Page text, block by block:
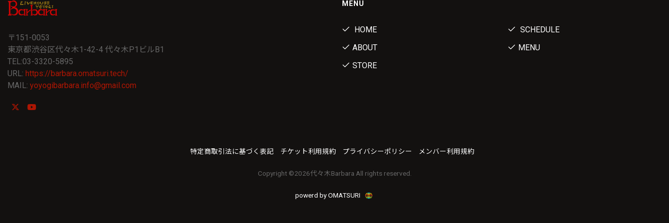
〒151-0053
東京都渋谷区代々木1-42-4 代々木P1ビルB1
TEL:03-3320-5895
URL: https://barbara.omatsuri.tech/
MAIL: yoyogibarbara.info@gmail.com
MENU
HOME
SCHEDULE
ABOUT
MENU
STORE
特定商取引法に基づく表記 チケット利用規約 プライバシーポリシー メンバー利用規約
Copyright ©2026代々木Barbara All rights reserved.
powerd by OMATSURI